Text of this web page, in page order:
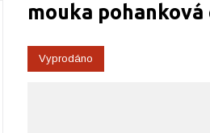
mouka
Vyprodáno